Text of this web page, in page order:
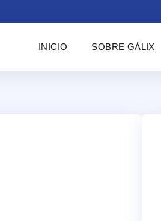
INICIO SOBRE GÁLIX